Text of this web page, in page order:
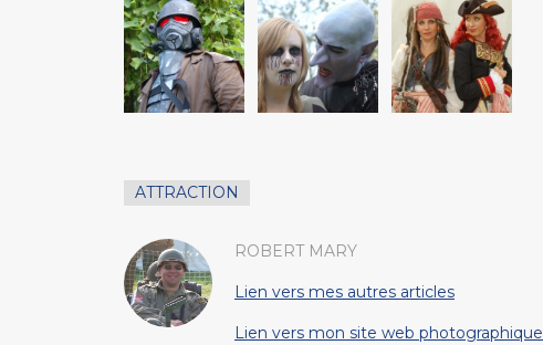
ATTRACTION
ROBERT MARY
Lien vers mes autres articles
Lien vers mon site web photographique